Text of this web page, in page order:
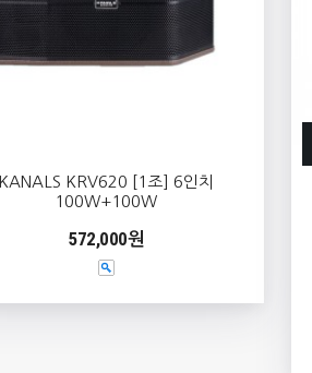
KANALS KRV620 [1조] 6인치
100W+100W
572,000원